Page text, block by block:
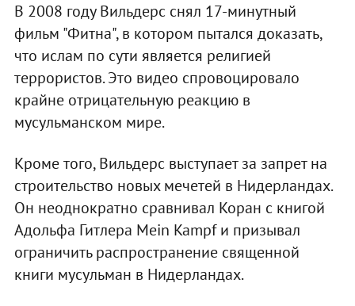
В 2008 году Вильдерс снял 17-минутный
фильм "Фитна", в котором пытался доказать,
что ислам по сути является религией
террористов. Это видео спровоцировало
крайне отрицательную реакцию в
мусульманском мире.
Кроме того, Вильдерс выступает за запрет на
строительство новых мечетей в Нидерландах.
Он неоднократно сравнивал Коран с книгой
Адольфа Гитлера Mein Kampf и призывал
ограничить распространение священной
книги мусульман в Нидерландах.